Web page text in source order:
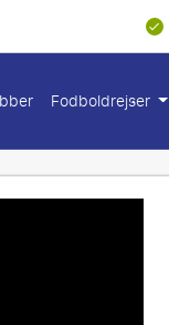
Fodboldrejser